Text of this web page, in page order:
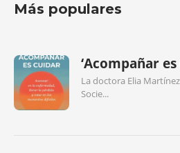
Más populares
‘Acompañar
La doctora Elia
Socie...